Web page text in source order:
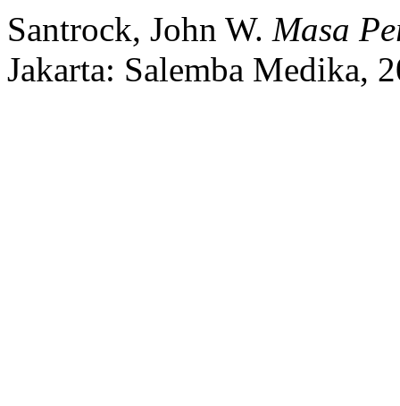
Santrock, John W. Masa
Jakarta: Salemba Medika,